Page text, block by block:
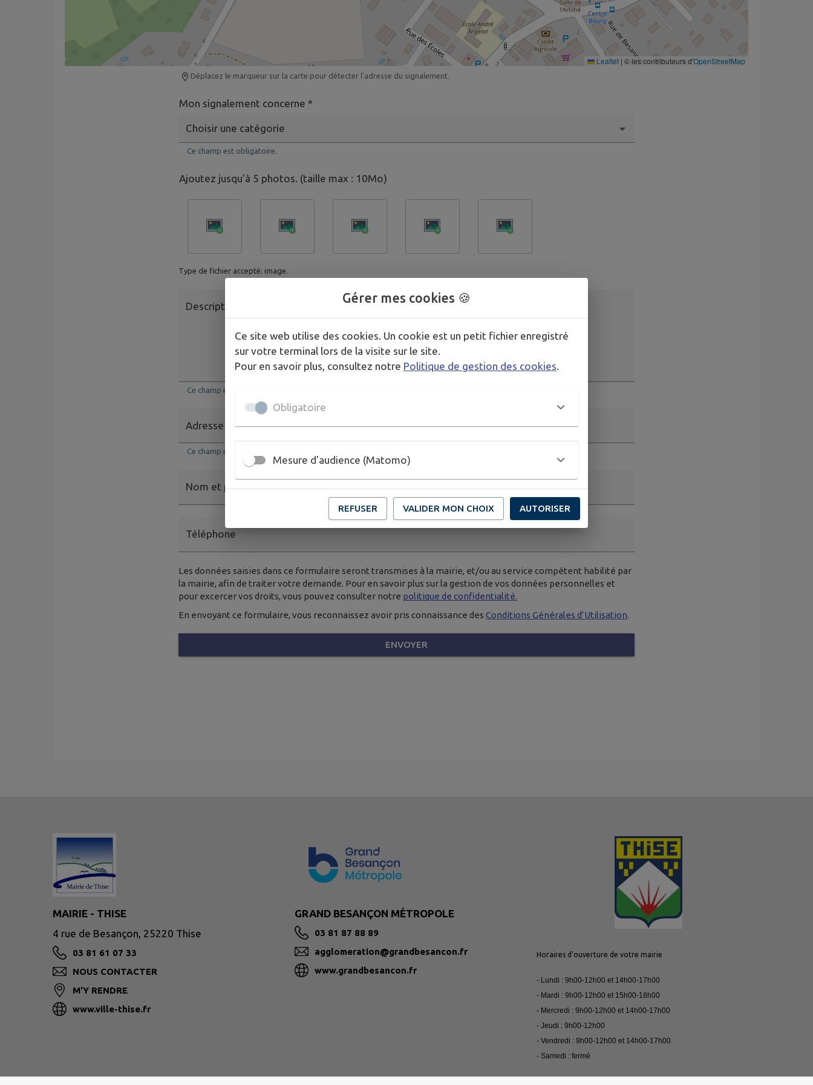
Leaflet | © les contributeurs d'OpenStreetMap
Déplacez le marqueur sur la carte pour détecter l'adresse du signalement.
Mon signalement concerne *
Ce champ est obligatoire.
Ajoutez jusqu'à 5 photos. (taille max : 10Mo)
Type de fichier accepté: image.
Description
Ce champ est obligatoire
Adresse email*
Ce champ est obligatoire. Exemple: nom@exemple.org.
Nom et prénom
Téléphone
Les données saisies dans ce formulaire seront transmises à la mairie, et/ou au service compétent habilité par
la mairie, afin de traiter votre demande. Pour en savoir plus sur la gestion de vos données personnelles et
pour excercer vos droits, vous pouvez consulter notre politique de confidentialité.
En envoyant ce formulaire, vous reconnaissez avoir pris connaissance desConditions Générales d’Utilisation.
ENVOYER
MAIRIE - THISE
4 rue de Besançon, 25220 Thise
03 81 61 07 33
NOUS CONTACTER
M'Y RENDRE
www.ville-thise.fr
GRAND BESANÇON MÉTROPOLE
03 81 87 88 89
agglomeration@grandbesancon.fr
www.grandbesancon.fr
Horaires d'ouverture de votre mairie
- Lundi : 9h00-12h00 et 14h00-17h00
- Mardi : 9h00-12h00 et 15h00-18h00
- Mercredi : 9h00-12h00 et 14h00-17h00
- Jeudi : 9h00-12h00
- Vendredi : 9h00-12h00 et 14h00-17h00
- Samedi : fermé
Gérer mes cookies 🍪
Ce site web utilise des cookies. Un cookie est un petit fichier enregistré
sur votre terminal lors de la visite sur le site.
Pour en savoir plus, consultez notre Politique de gestion des cookies
Obligatoire
Mesure d'audience (Matomo)
REFUSER VALIDER MON CHOIX AUTORISER